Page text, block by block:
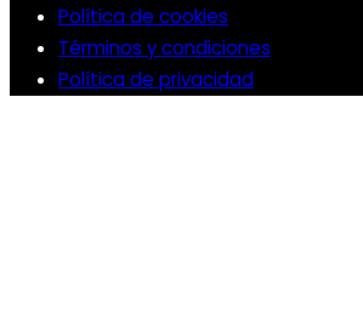
Política de cookies
Términos y condiciones
Política de privacidad